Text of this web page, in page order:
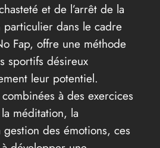
et de l’arrêt de la
particulier dans le cadre
Fap, offre une méthode
sportifs désireux
leur potentiel.
combinées à des exercices
méditation, la
gestion des émotions, ces